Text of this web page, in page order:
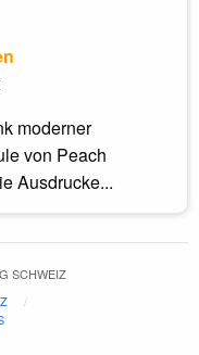
moderner
von Peach
Ausdrucke...
SCHWEIZ